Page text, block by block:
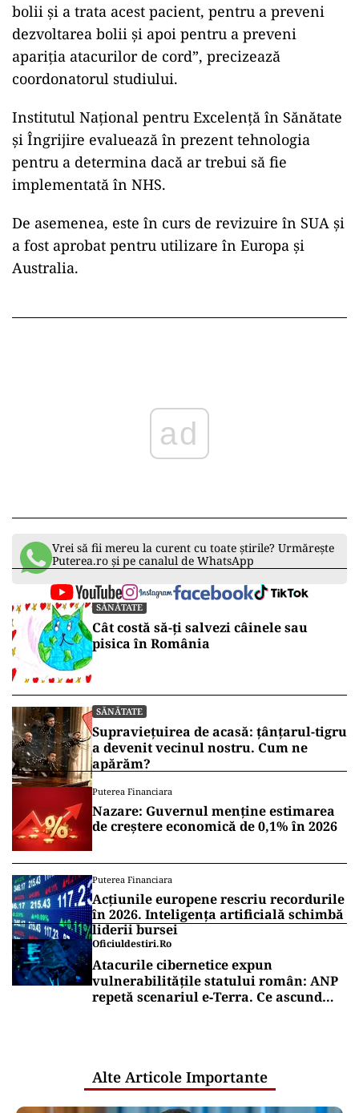
bolii și a trata acest pacient, pentru a preveni
dezvoltarea bolii și apoi pentru a preveni
apariția atacurilor de cord”, precizează
coordonatorul studiului.
Institutul Național pentru Excelență în Sănătate
și Îngrijire evaluează în prezent tehnologia
pentru a determina dacă ar trebui să fie
implementată în NHS.
De asemenea, este în curs de revizuire în SUA și
a fost aprobat pentru utilizare în Europa și
Australia.
ad
Vrei să fii mereu la curent cu toate știrile? Urmărește
Puterea.ro și pe canalul de WhatsApp
SĂNĂTATE
Cât costă să-ți salvezi câinele sau
pisica în România
SĂNĂTATE
Supraviețuirea de acasă: țânțarul-tigru
a devenit vecinul nostru. Cum ne
apărăm?
Puterea Financiara
Nazare: Guvernul menține estimarea
de creștere economică de 0,1% în 2026
Puterea Financiara
Acțiunile europene rescriu recordurile
în 2026. Inteligența artificială schimbă
liderii bursei
Oficiuldestiri.ro
Atacurile cibernetice expun
vulnerabilitățile statului român: ANP
repetă scenariul e‑Terra. Ce ascund
Alte Articole Importante